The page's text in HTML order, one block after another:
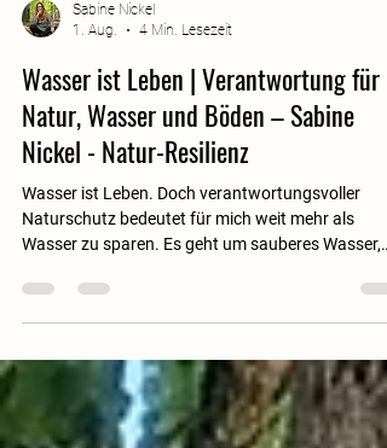
1. Aug.
4 Min. Lesezeit
Wasser ist Leben | Verantwortung für
Natur, Wasser und Böden – Sabine
Nickel - Natur-Resilienz
Wasser ist Leben. Doch verantwortungsvoller
Wasser zu sparen. Es geht um sauberes Wasser,
lebendige Böden, Bäume, Grünflächen und die
Ein persönlicher Impuls über Natur,
und Verbundenheit.